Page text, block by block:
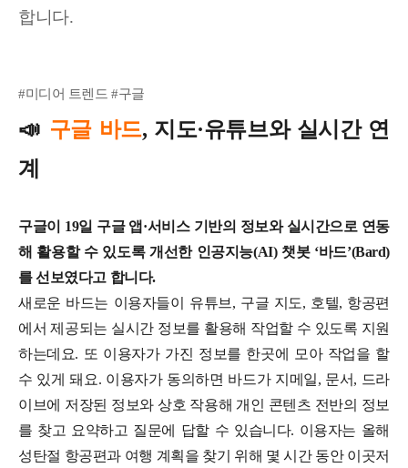
합니다.
#미디어 트렌드 #구글
📣 구글 바드, 지도·유튜브와 실시간 연
계
구글이 19일 구글 앱·서비스 기반의 정보와 실시간으로 연동
해 활용할 수 있도록 개선한 인공지능(AI) 챗봇 ‘바드’(Bard)
를 선보였다고 합니다.
새로운 바드는 이용자들이 유튜브, 구글 지도, 호텔, 항공편
에서 제공되는 실시간 정보를 활용해 작업할 수 있도록 지원
하는데요. 또 이용자가 가진 정보를 한곳에 모아 작업을 할
수 있게 돼요. 이용자가 동의하면 바드가 지메일, 문서, 드라
이브에 저장된 정보와 상호 작용해 개인 콘텐츠 전반의 정보
를 찾고 요약하고 질문에 답할 수 있습니다. 이용자는 올해
성탄절 항공편과 여행 계획을 찾기 위해 몇 시간 동안 이곳저